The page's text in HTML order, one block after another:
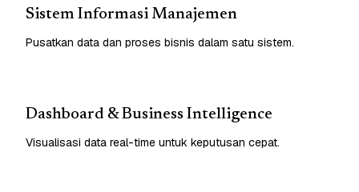
Sistem Informasi Manajemen
Pusatkan data dan proses bisnis dalam satu sistem.
Dashboard & Business Intelligence
Visualisasi data real-time untuk keputusan cepat.